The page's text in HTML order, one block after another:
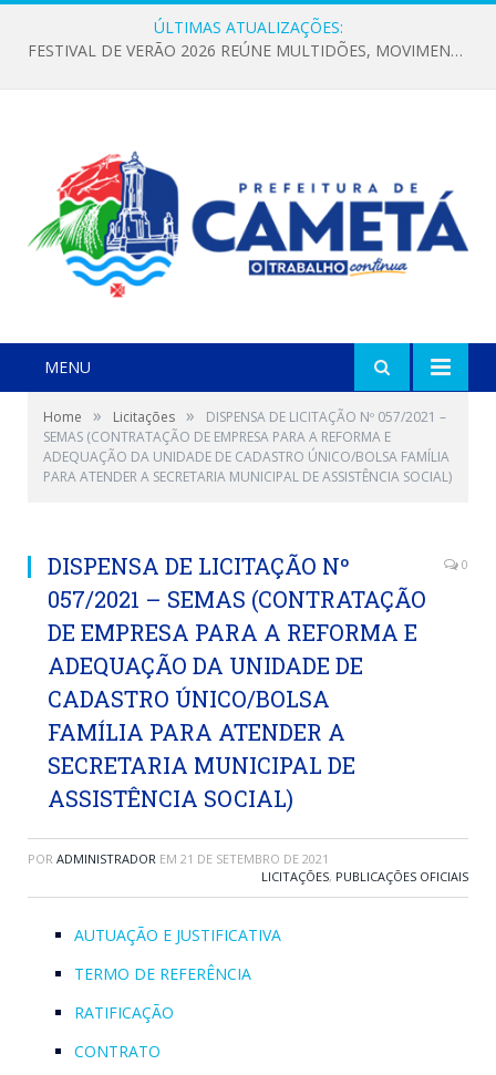
ÚLTIMAS ATUALIZAÇÕES:
FESTIVAL DE VERÃO 2026 REÚNE MULTIDÕES, MOVIMENTA A ECONOMIA E FORTALECE A CULTURA LOCAL
MENU
Home » Licitações »
DISPENSA DE LICITAÇÃO Nº 057/2021 –
SEMAS (CONTRATAÇÃO DE EMPRESA PARA A REFORMA E
ADEQUAÇÃO DA UNIDADE DE CADASTRO ÚNICO/BOLSA FAMÍLIA
PARA ATENDER A SECRETARIA MUNICIPAL DE ASSISTÊNCIA SOCIAL)
DISPENSA DE LICITAÇÃO Nº
057/2021 – SEMAS (CONTRATAÇÃO
DE EMPRESA PARA A REFORMA E
ADEQUAÇÃO DA UNIDADE DE
CADASTRO ÚNICO/BOLSA
FAMÍLIA PARA ATENDER A
SECRETARIA MUNICIPAL DE
ASSISTÊNCIA SOCIAL)
0
POR ADMINISTRADOR EM 21 DE SETEMBRO DE 2021
LICITAÇÕES, PUBLICAÇÕES OFICIAIS
AUTUAÇÃO E JUSTIFICATIVA
TERMO DE REFERÊNCIA
RATIFICAÇÃO
CONTRATO